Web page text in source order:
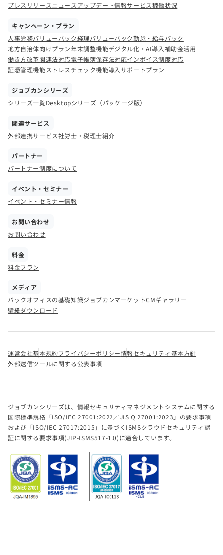
プレスリリースニュース アップデート情報サービス稼働状況
キャンペーン・プラン
人事労務バリューパック経理バリューパック勤怠・給与パック
地方自治体向けプラン年末調整機能デジタル化・AI導入補助金活用
働き方改革関連法対応電子帳簿保存法対応インボイス制度対応
証憑管理機能ストレスチェック機能導入サポートプラン
ジョブカンシリーズ
シリーズ一覧Desktopシリーズ（パッケージ版）
関連サービス
外部連携サービス社労士・税理士紹介
パートナー
パートナー制度について
イベント・セミナー
イベント・セミナー情報
お問い合わせ
お問い合わせ
料金
料金プラン
メディア
バックオフィスの基礎知識ジョブカンマーケットCMギャラリー
壁紙ダウンロード
運営会社基本規約プライバシーポリシー情報セキュリティ基本方針
外部送信ツールに関する公表事項
ジョブカンシリーズは、情報セキュリティマネジメントシステムに関する
国際標準規格「ISO/IEC 27001:2022／JIS Q 27001:2023」の要求事項
および「ISO/IEC 27017:2015」に基づくISMSクラウドセキュリティ認
証に関する要求事項(JIP-ISMS517-1.0)に適合しています。